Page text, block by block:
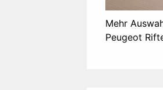
Mehr
Peugeot